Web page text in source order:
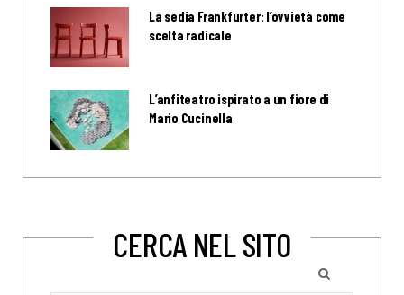
La sedia Frankfurter: l’ovvietà come
scelta radicale
L’anfiteatro ispirato a un fiore di
Mario Cucinella
CERCA NEL SITO